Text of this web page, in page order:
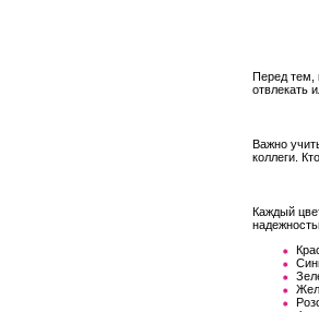
Перед тем,
отвлекать
Важно
коллеги.
Каждый